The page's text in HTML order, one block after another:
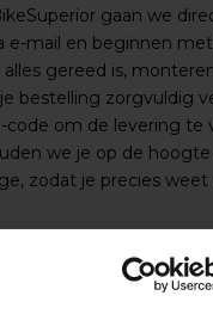
gaan we
e-mail en beginnen
gereed is,
bestelling zorgvuldig
om de levering te
we je op de
zodat je precies weet